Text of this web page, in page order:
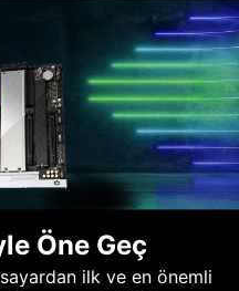
Öne Geç
ilk ve en önemli